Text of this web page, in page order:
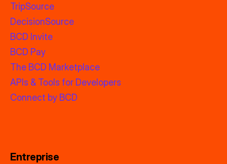
TripSource
DecisionSource
BCD Invite
BCD Pay
The BCD Marketplace
APIs & Tools for Developers
Connect by BCD
Entreprise